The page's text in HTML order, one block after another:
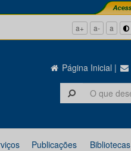
a+ a- a
Página Inicial |
Publicações Bibliotecas